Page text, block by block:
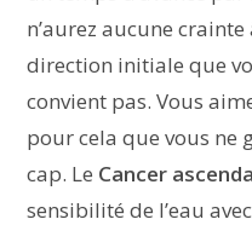
n’aurez aucune
direction initiale que
convient pas. Vous
pour cela que vous ne
cap. Le Cancer
sensibilité de l’eau